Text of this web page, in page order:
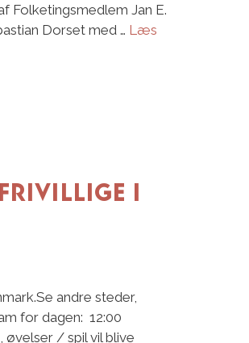
Folketingsmedlem Jan E.
Dorset med … Læs
frivillige i
andre steder,
for dagen: 12:00
/ spil vil blive